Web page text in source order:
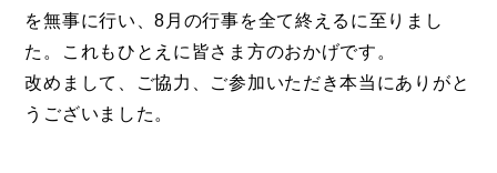
を無事に行い、8月の行事を全て終えるに至りまし
た。これもひとえに皆さま方のおかげです。
改めまして、ご協力、ご参加いただき本当にありがと
うございました。